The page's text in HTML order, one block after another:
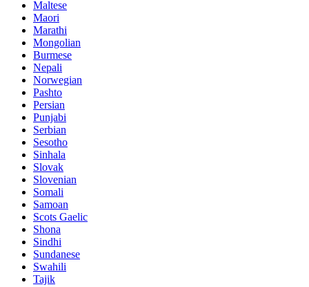
Maltese
Maori
Marathi
Mongolian
Burmese
Nepali
Norwegian
Pashto
Persian
Punjabi
Serbian
Sesotho
Sinhala
Slovak
Slovenian
Somali
Samoan
Scots Gaelic
Shona
Sindhi
Sundanese
Swahili
Tajik